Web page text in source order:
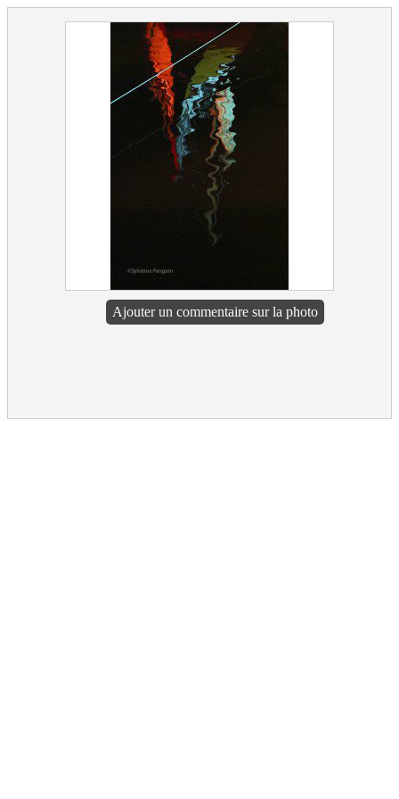
Ajouter un commentaire sur la photo